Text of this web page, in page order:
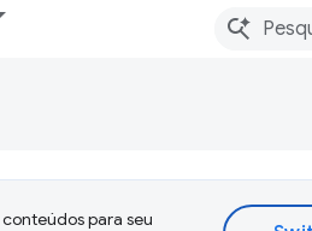
para seu